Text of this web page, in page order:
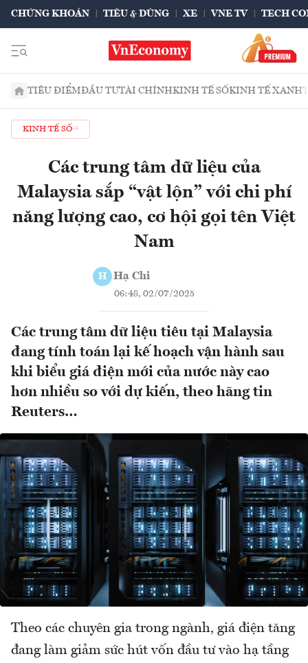
CHỨNG KHOÁN TIÊU & DÙNG XE VNE TV TECH
TIÊU ĐIỂMĐẦU TƯTÀI CHÍNHKINH TẾ SỐKINH TẾ XANH
KINH TẾ SỐ
Các trung tâm dữ liệu của
Malaysia sắp “vật lộn” với chi phí
năng lượng cao, cơ hội gọi tên Việt
Nam
H Hạ Chi
06:48, 02/07/2025
Các trung tâm dữ liệu tiêu tại Malaysia
đang tính toán lại kế hoạch vận hành sau
khi biểu giá điện mới của nước này cao
hơn nhiều so với dự kiến, theo hãng tin
Reuters…
Theo các chuyên gia trong ngành, giá điện tăng
đang làm giảm sức hút vốn đầu tư vào hạ tầng